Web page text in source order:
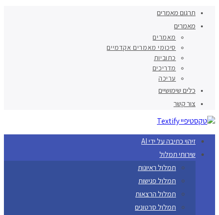
תרגום מאמרים
מאמרים
מאמרים
סיכומי מאמרים אקדמיים
כתוביות
מדריכים
עריכה
כלים שימושיים
צור קשר
זיהוי כתיבה על ידי AI
שירותי תמלול
תמלול ראיונות
תמלול פגישות
תמלול הרצאות
תמלול סרטונים